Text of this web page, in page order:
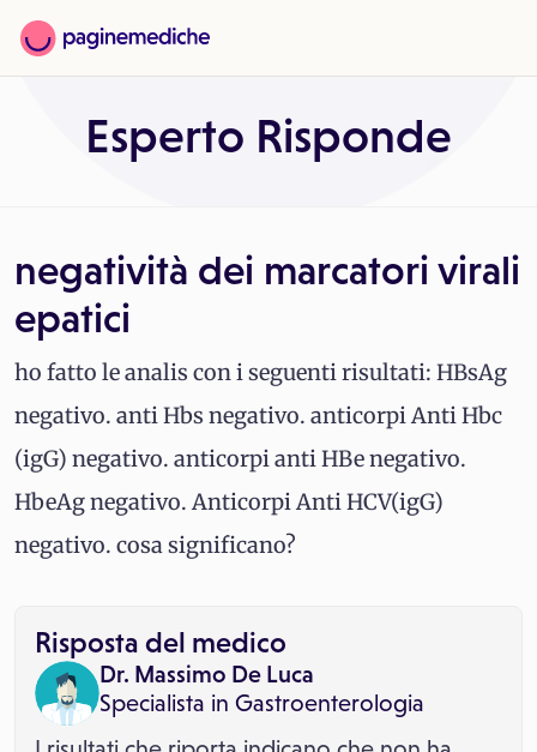
Esperto Risponde
negatività dei marcatori virali
epatici
ho fatto le analis con i seguenti risultati: HBsAg
negativo. anti Hbs negativo. anticorpi Anti Hbc
(igG) negativo. anticorpi anti HBe negativo.
HbeAg negativo. Anticorpi Anti HCV(igG)
negativo. cosa significano?
Risposta del medico
Dr. Massimo De Luca
Specialista in Gastroenterologia